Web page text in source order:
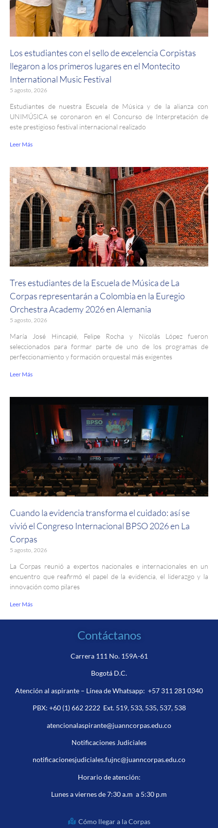
Los estudiantes con el sello de excelencia Corpistas
llegaron a los primeros lugares en el Montecito
International Music Festival
5 agosto, 2026
Estudiantes de nuestra Escuela de Música y de la alianza con
UNIMÚSICA se coronaron en el Concurso de Interpretación de
este prestigioso festival internacional realizado
Leer Más
Tres estudiantes de la Escuela de Música de La
Corpas representarán a Colombia en la Euregio
Orchestra Academy 2026 en Alemania
5 agosto, 2026
María José Hincapié, Felipe Rocha y Nicolás López fueron
seleccionados para formar parte de uno de los programas de
perfeccionamiento y formación orquestal más exigentes
Leer Más
Cuando la evidencia transforma el cuidado: así se
vivió el Congreso Internacional BPSO 2026 en La
Corpas
5 agosto, 2026
La Corpas reunió a expertos nacionales e internacionales en un
encuentro que reafirmó el papel de la evidencia, el liderazgo y la
innovación como pilares
Leer Más
Contáctanos
Carrera 111 No. 159A-61
Bogotá D.C.
Atención al aspirante – Línea de Whatsapp: +57 311 281 0340
PBX: +60 (1) 662 2222Ext. 519, 533, 535, 537, 538
atencionalaspirante@juanncorpas.edu.co
Notificaciones Judiciales
notificacionesjudiciales.fujnc@juanncorpas.edu.co
Horario de atención:
Lunes a viernes de 7:30 a.m a 5:30 p.m
Cómo llegar a la Corpas